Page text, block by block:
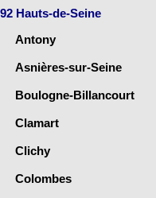
92 Hauts-de-Seine
Antony
Asnières-sur-Seine
Boulogne-Billancourt
Clamart
Clichy
Colombes